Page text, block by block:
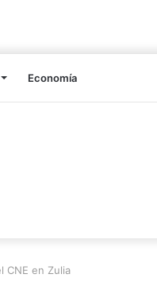
Economía
CNE en Zulia